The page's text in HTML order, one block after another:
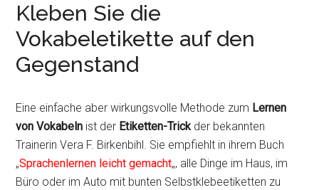
Kleben Sie die
Vokabeletikette auf den
Gegenstand
Eine einfache aber wirkungsvolle Methode zum Lernen
von Vokabeln ist der Etiketten-Trickder bekannten
Trainerin Vera F. Birkenbihl. Sie empfiehlt in ihrem Buch
„Sprachenlernen leicht gemacht„, alle Dinge im Haus, im
Büro oder im Auto mit bunten Selbstklebeetiketten zu